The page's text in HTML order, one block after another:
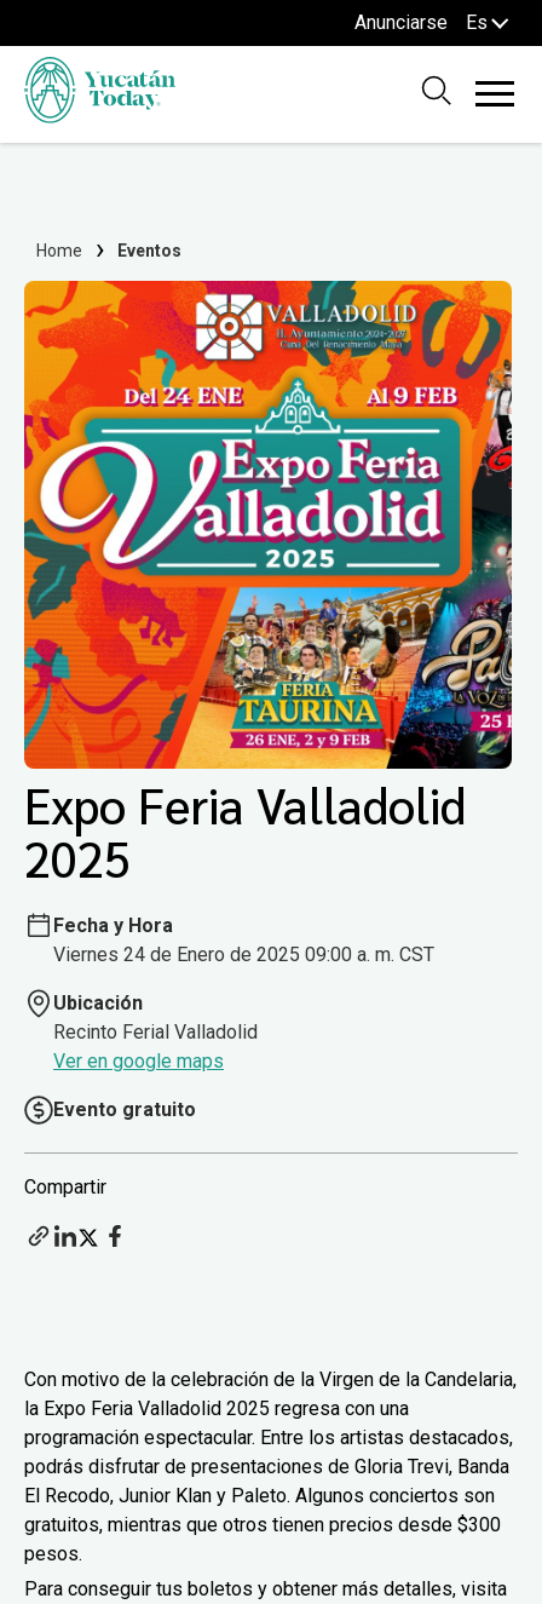
Anunciarse Es
Home Eventos
Expo Feria Valladolid
2025
Fecha y Hora
Viernes 24 de Enero de 2025 09:00 a. m. CST
Ubicación
Recinto Ferial Valladolid
Ver en google maps
Evento gratuito
Compartir
Con motivo de la celebración de la Virgen de la Candelaria,
la Expo Feria Valladolid 2025 regresa con una
programación espectacular. Entre los artistas destacados,
podrás disfrutar de presentaciones de Gloria Trevi, Banda
El Recodo, Junior Klan y Paleto. Algunos conciertos son
gratuitos, mientras que otros tienen precios desde $300
pesos.
Para conseguir tus boletos y obtener más detalles, visita